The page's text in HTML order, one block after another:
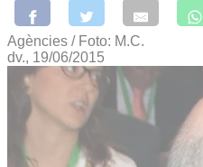
Agències / Foto: M.C.
dv., 19/06/2015